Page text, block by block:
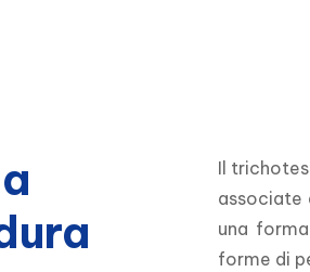
Il
associate
una
forme di